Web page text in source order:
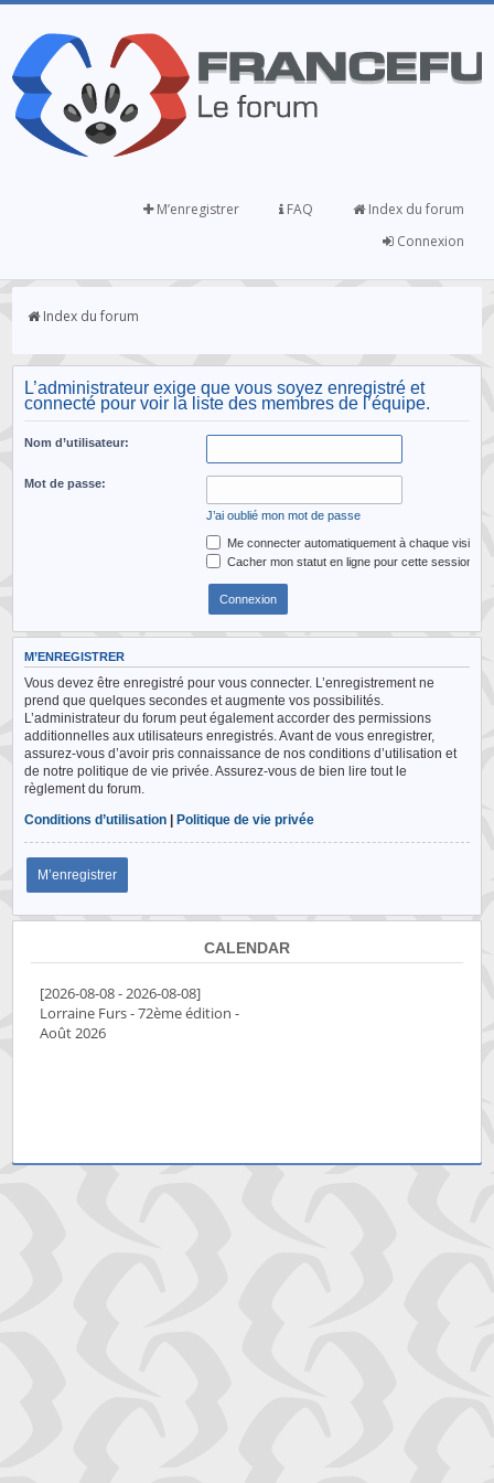
Index du forum
FAQ
M’enregistrer
Connexion
Index du forum
L’administrateur exige que vous soyez enregistré et
connecté pour voir la liste des membres de l’équipe.
Nom d’utilisateur:
Mot de passe:
J’ai oublié mon mot de passe
Me connecter automatiquement à chaque visite
Cacher mon statut en ligne pour cette session
M’ENREGISTRER
Vous devez être enregistré pour vous connecter. L’enregistrement ne
prend que quelques secondes et augmente vos possibilités.
L’administrateur du forum peut également accorder des permissions
additionnelles aux utilisateurs enregistrés. Avant de vous enregistrer,
assurez-vous d’avoir pris connaissance de nos conditions d’utilisation et
de notre politique de vie privée. Assurez-vous de bien lire tout le
règlement du forum.
Conditions d’utilisation |Politique de vie privée
M’enregistrer
CALENDAR